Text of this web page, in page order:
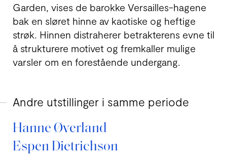
Garden, vises de barokke Versailles-hagene
bak en sløret hinne av kaotiske og heftige
strøk. Hinnen distraherer betrakterens evne til
å strukturere motivet og fremkaller mulige
varsler om en forestående undergang.
Andre utstillinger i samme periode
Hanne Øverland
Espen Dietrichson